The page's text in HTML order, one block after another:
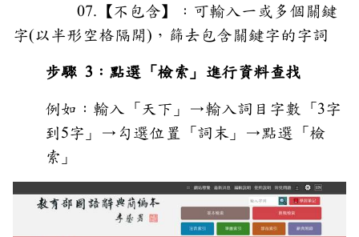
07.【不包含】：可輸入一或多個關鍵
字(以半形空格隔開)，篩去包含關鍵字的字詞
步驟 3：點選「檢索」進行資料查找
例如：輸入「天下」→輸入詞目字數「3字
到5字」→勾選位置「詞末 」→點選「檢
索」